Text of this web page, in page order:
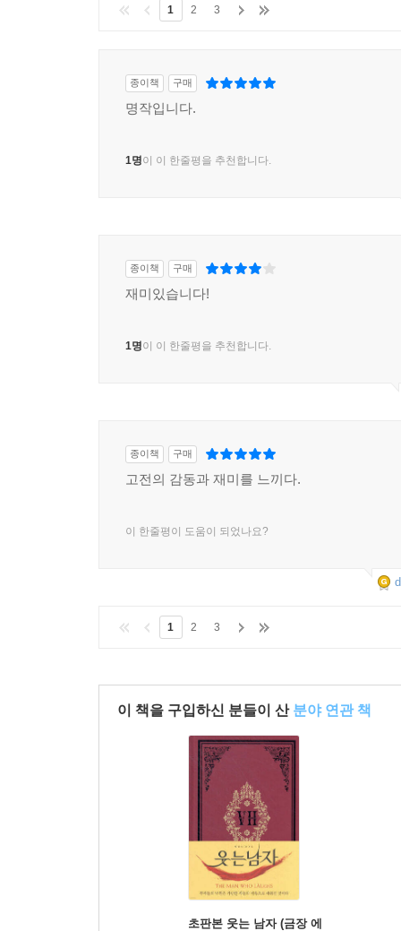
1 2 3
종이책 구매
명작입니다.
1명이 이 한줄평을 추천합니다.
종이책 구매
재미있습니다!
1명이 이 한줄평을 추천합니다.
종이책 구매
고전의 감동과 재미를 느끼다.
이 한줄평이 도움이 되었나요?
1 2 3
이 책을 구입하신 분들이 산 분야 연관 책
초판본 웃는 남자 (금장 에